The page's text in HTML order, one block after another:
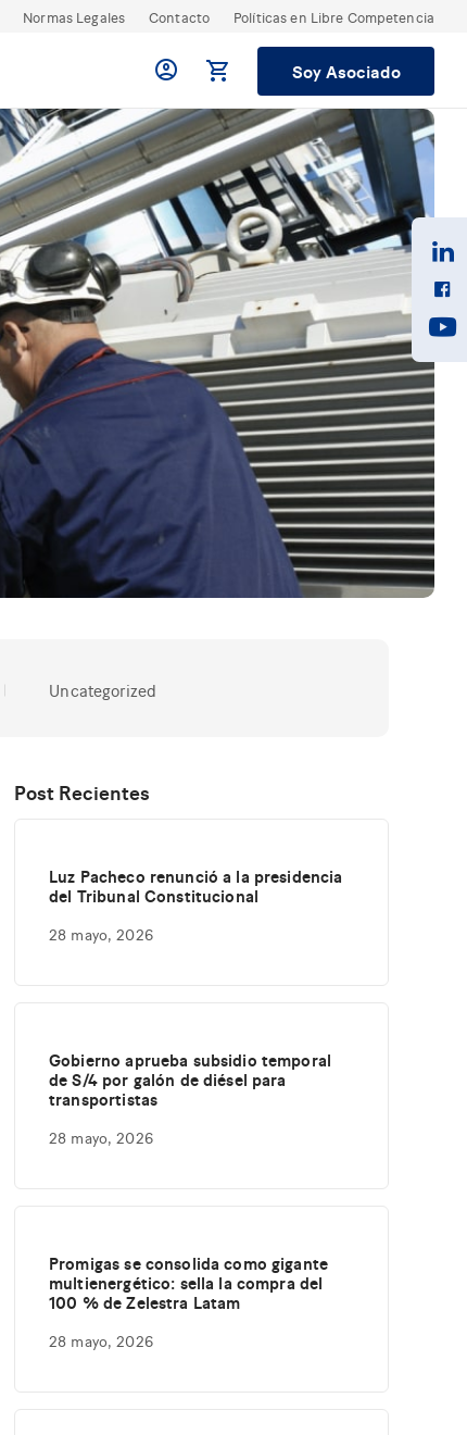
Normas Legales Contacto Políticas en Libre Competencia
Soy Asociado
Uncategorized
Post Recientes
Luz Pacheco renunció a la presidencia
del Tribunal Constitucional
28 mayo, 2026
Gobierno aprueba subsidio temporal
de S/4 por galón de diésel para
transportistas
28 mayo, 2026
Promigas se consolida como gigante
multienergético: sella la compra del
100 % de Zelestra Latam
28 mayo, 2026